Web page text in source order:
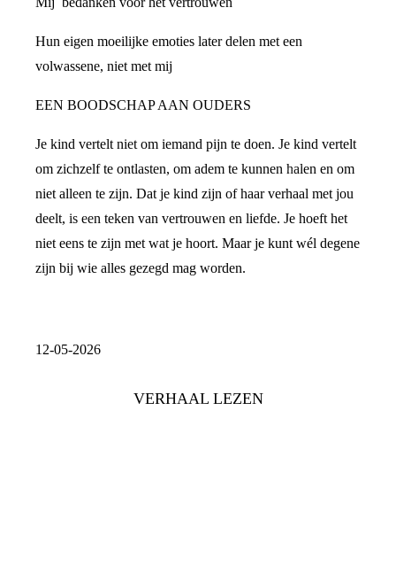
Hun eigen moeilijke emoties later delen met een
volwassene, niet met mij
EEN BOODSCHAP AAN OUDERS
Je kind vertelt niet om iemand pijn te doen. Je kind vertelt
om zichzelf te ontlasten, om adem te kunnen halen en om
niet alleen te zijn. Dat je kind zijn of haar verhaal met jou
deelt, is een teken van vertrouwen en liefde. Je hoeft het
niet eens te zijn met wat je hoort. Maar je kunt wél degene
zijn bij wie alles gezegd mag worden.
12-05-2026
VERHAAL LEZEN